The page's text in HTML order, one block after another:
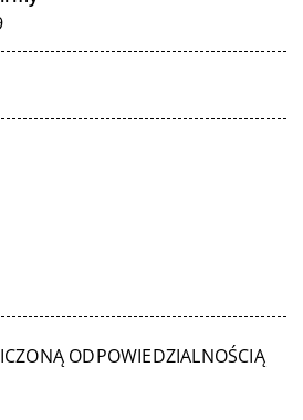
ODPOWIEDZIALNOŚCIĄ